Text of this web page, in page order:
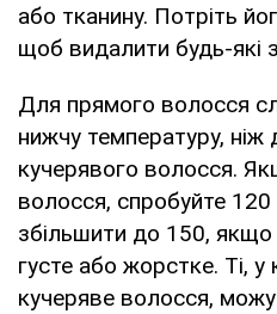
або тканину. Потріть
щоб видалити будь-які
Для прямого волосся
нижчу температуру, ніж
кучерявого волосся.
волосся, спробуйте
збільшити до 150,
густе або жорстке. Ті,
кучеряве волосся,